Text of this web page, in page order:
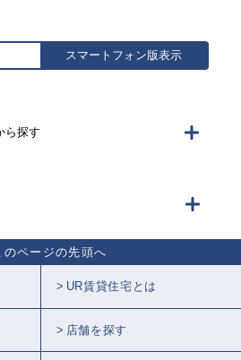
スマートフォン版表示
ら探す
のページの先頭へ
UR賃貸住宅とは
店舗を探す